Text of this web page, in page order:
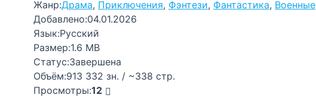
Жанр:Драма, Приключения, Фэнтези, Фантастика, Военные
Добавлено:04.01.2026
Язык:Русский
Размер:1.6 MB
Статус:Завершена
Объём:913 332 зн. / ~338 стр.
Просмотры:12